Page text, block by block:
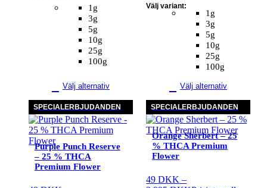
1g
3g
5g
10g
25g
100g
Välj alternativ
1g
3g
5g
10g
25g
100g
Välj variant:
Välj alternativ
SPECIALERBJUDANDEN
Purple Punch Reserve
– 25 % THCA
Premium Flower
SPECIALERBJUDANDEN
Orange Sherbert – 25
% THCA Premium
Flower
49DKK –